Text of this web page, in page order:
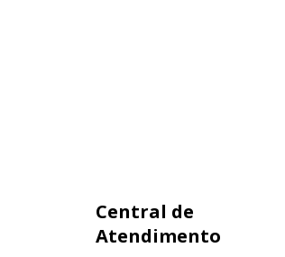
Central de
Atendimento